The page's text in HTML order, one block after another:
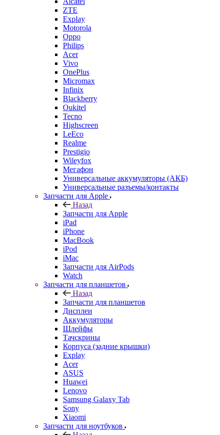
ZTE
Explay
Motorola
Oppo
Philips
Acer
Vivo
OnePlus
Micromax
Infinix
Blackberry
Oukitel
Tecno
Highscreen
LeEco
Realme
Prestigio
Wileyfox
Мегафон
Универсальные аккумуляторы (АКБ)
Универсальные разъемы/контакты
Запчасти для Apple
Назад
Запчасти для Apple
iPad
iPhone
MacBook
iPod
iMac
Запчасти для AirPods
Watch
Запчасти для планшетов
Назад
Запчасти для планшетов
Дисплеи
Аккумуляторы
Шлейфы
Тачскрины
Корпуса (задние крышки)
Explay
Acer
ASUS
Huawei
Lenovo
Samsung Galaxy Tab
Sony
Xiaomi
Запчасти для ноутбуков